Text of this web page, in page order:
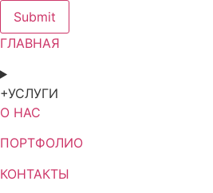
Submit
ГЛАВНАЯ
+УСЛУГИ
О НАС
ПОРТФОЛИО
КОНТАКТЫ